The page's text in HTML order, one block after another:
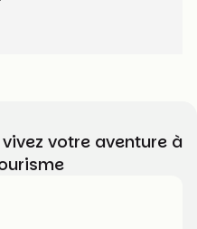
vivez votre aventure à